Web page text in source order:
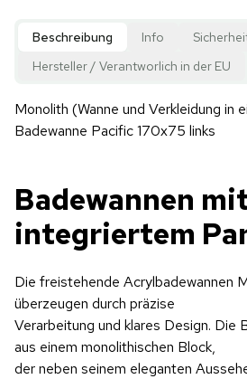
Beschreibung Info
Hersteller / Verantworlich in der EU
Monolith (Wanne und Verkleidung in
Badewanne Pacific 170x75 links
Badewannen
integriertem
Die freistehende Acrylbadewannen
überzeugen durch präzise
Verarbeitung und klares Design. Die
aus einem monolithischen Block,
der neben seinem eleganten